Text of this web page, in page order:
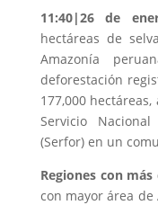
11:40|26 de
hectáreas de
Amazonía
deforestación
177,000
Servicio
(Serfor) en un
Regiones con
con mayor área de